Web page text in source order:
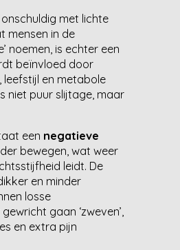
met lichte
mensen in de
noemen, is echter een
beïnvloed door
en metabole
niet puur slijtage, maar
een negatieve
bewegen, wat weer
leidt. De
en minder
losse
gaan ‘zweven’,
en extra pijn